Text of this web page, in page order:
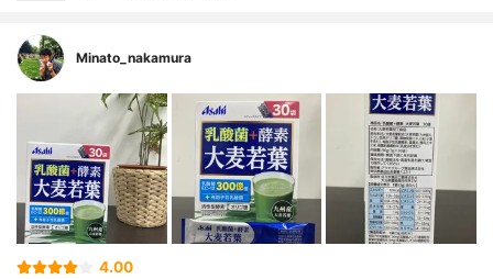
Minato_nakamura
4.00